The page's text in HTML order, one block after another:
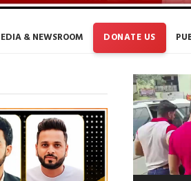
& NEWSROOM DONATE US
Video
Player